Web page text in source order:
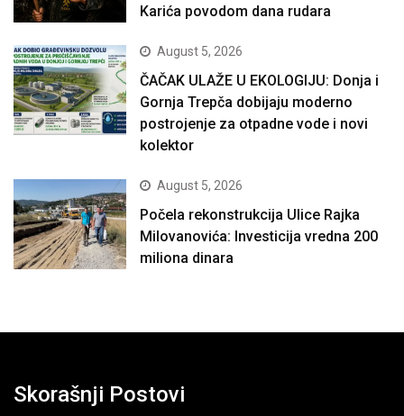
Karića povodom dana rudara
August 5, 2026
ČAČAK ULAŽE U EKOLOGIJU: Donja i
Gornja Trepča dobijaju moderno
postrojenje za otpadne vode i novi
kolektor
August 5, 2026
Počela rekonstrukcija Ulice Rajka
Milovanovića: Investicija vredna 200
miliona dinara
Skorašnji Postovi